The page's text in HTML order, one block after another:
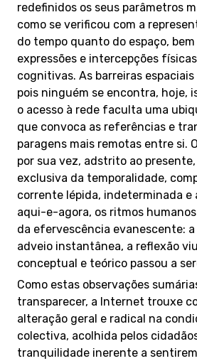
redefinidos os seus parâmetros
como se verificou com a
do tempo quanto do espaço,
expressões e intercepções
cognitivas. As barreiras
pois ninguém se encontra, hoje,
o acesso à rede faculta uma
que convoca as referências e
paragens mais remotas entre si.
por sua vez, adstrito ao
exclusiva da temporalidade,
corrente lépida, indeterminada e
aqui-e-agora, os ritmos
da efervescência evanescente:
adveio instantânea, a reflexão
conceptual e teórico passou a
Como estas observações
transparecer, a Internet trouxe
alteração geral e radical na
colectiva, acolhida pelos
tranquilidade inerente a